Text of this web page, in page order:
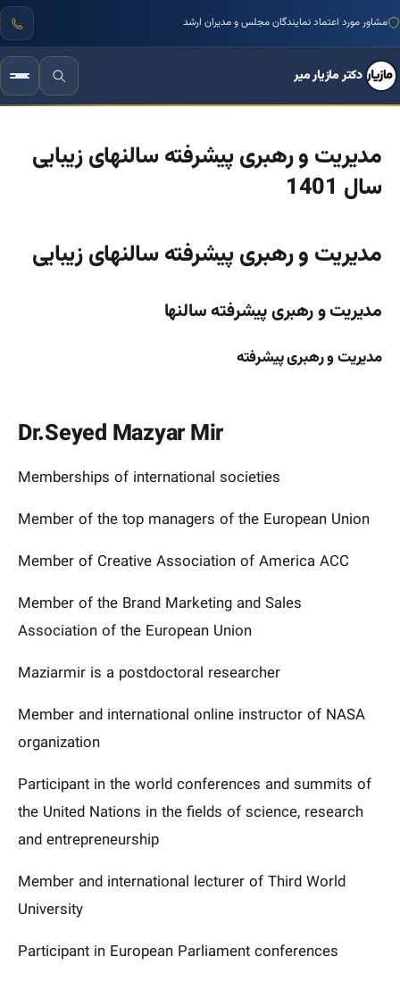
مشاور مورد اعتماد نمایندگان مجلس و مدیران ارشد
دکتر مازیار میر
مدیریت و رهبری پیشرفته سالنهای زیبایی
سال 1401
مدیریت و رهبری پیشرفته سالنهای زیبایی
مدیریت و رهبری پیشرفته سالنها
مدیریت و رهبری پیشرفته
Dr.Seyed Mazyar Mir
Memberships of international societies
Member of the top managers of the European Union
Member of Creative Association of America ACC
Member of the Brand Marketing and Sales
Association of the European Union
Maziarmir is a postdoctoral researcher
Member and international online instructor of NASA
organization
Participant in the world conferences and summits of
the United Nations in the fields of science, research
and entrepreneurship
Member and international lecturer of Third World
University
Participant in European Parliament conferences